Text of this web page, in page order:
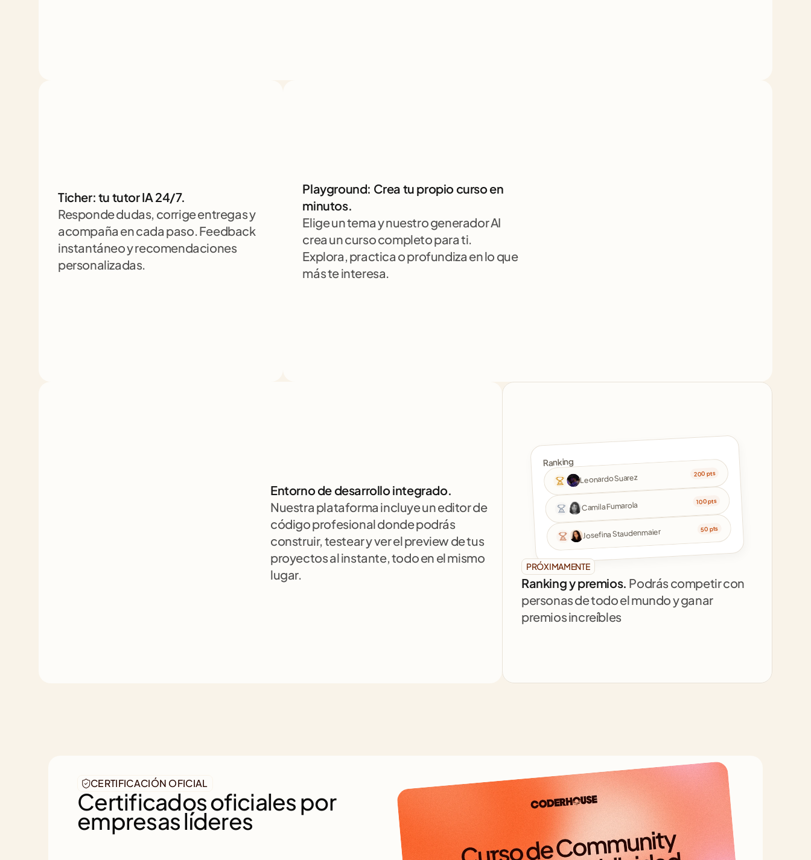
Ticher: tu tutor IA 24/7.
Responde dudas, corrige entregas y
acompaña en cada paso. Feedback
instantáneo y recomendaciones
personalizadas.
Playground: Crea tu propio curso en
minutos.
Elige un tema y nuestro generador AI
crea un curso completo para ti.
Explora, practica o profundiza en lo que
más te interesa.
Entorno de desarrollo integrado.
Nuestra plataforma incluye un editor de
código profesional donde podrás
construir, testear y ver el preview de tus
proyectos al instante, todo en el mismo
lugar.
Ranking
Leonardo Suarez 200 pts
Camila Fumarola 100 pts
Josefina Staudenmaier 50 pts
PRÓXIMAMENTE
Ranking y premios. Podrás competir con
personas de todo el mundo y ganar
premios increíbles
CERTIFICACIÓN OFICIAL
Certificados oficiales por
empresas líderes